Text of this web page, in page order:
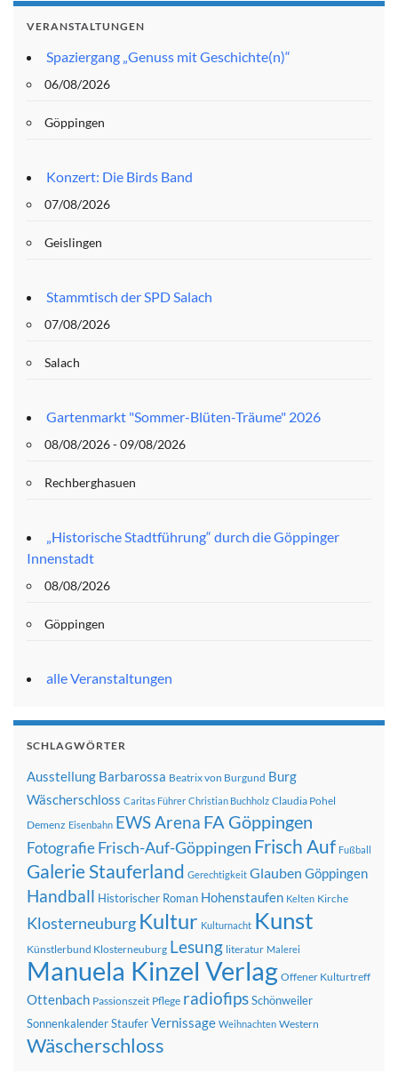
VERANSTALTUNGEN
Spaziergang „Genuss mit Geschichte(n)“
06/08/2026
Göppingen
Konzert: Die Birds Band
07/08/2026
Geislingen
Stammtisch der SPD Salach
07/08/2026
Salach
Gartenmarkt "Sommer-Blüten-Träume" 2026
08/08/2026 - 09/08/2026
Rechberghasuen
„Historische Stadtführung“ durch die Göppinger
Innenstadt
08/08/2026
Göppingen
alle Veranstaltungen
SCHLAGWÖRTER
Ausstellung Barbarossa Beatrix von Burgund Burg
Wäscherschloss Caritas Führer Christian Buchholz Claudia Pohel
Demenz Eisenbahn EWS Arena FA Göppingen
FotografieFrisch-Auf-Göppingen Frisch Auf Fußball
Galerie Stauferland Gerechtigkeit Glauben Göppingen
Handball Historischer Roman Hohenstaufen Kelten Kirche
Klosterneuburg Kultur Kulturnacht Kunst
Künstlerbund Klosterneuburg Lesung literatur Malerei
Manuela Kinzel Verlag Offener Kulturtreff
Ottenbach Passionszeit Pflege radiofipsSchönweiler
SonnenkalenderStauferVernissage Weihnachten Western
Wäscherschloss